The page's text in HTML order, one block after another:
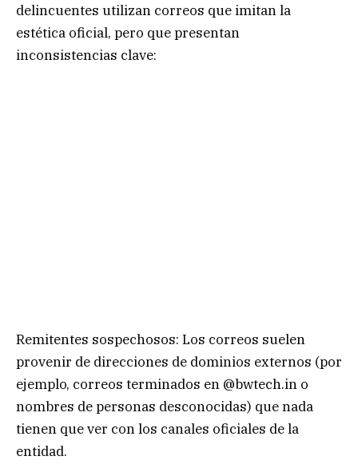
delincuentes utilizan correos que imitan la
estética oficial, pero que presentan
inconsistencias clave:
Remitentes sospechosos: Los correos suelen
provenir de direcciones de dominios externos (por
ejemplo, correos terminados en @bwtech.in o
nombres de personas desconocidas) que nada
tienen que ver con los canales oficiales de la
entidad.